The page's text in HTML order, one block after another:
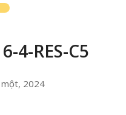
4-RES-C5
2024